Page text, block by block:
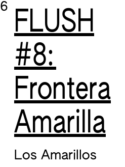
FLUSH
#8:
Frontera
Amarilla
Los Amarillos